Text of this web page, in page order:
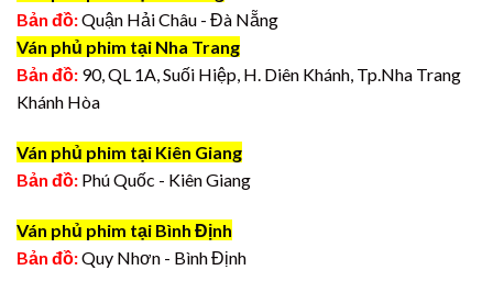
Bản đồ:Quận Hải Châu - Đà Nẵng
Ván phủ phim tại Nha Trang
Bản đồ: 90, QL 1A, Suối Hiệp, H. Diên Khánh, Tp.Nha Trang
Khánh Hòa
Ván phủ phim tại Kiên Giang
Bản đồ: Phú Quốc - Kiên Giang
Ván phủ phim tại Bình Định
Bản đồ:Quy Nhơn - Bình Định